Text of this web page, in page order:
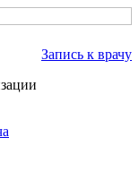
Запись к врачу